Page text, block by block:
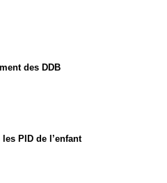
des DDB
PID de l’enfant